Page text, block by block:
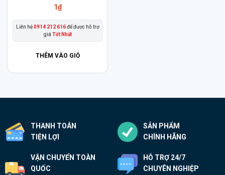
1₫
Liên hệ0914 212 616để được hỗ trợ
giá Tốt Nhất
THÊM VÀO GIỎ
THANH TOÁN
TIỆN LỢI
SẢN PHẨM
CHÍNH HÃNG
VẬN CHUYỂN TOÀN
QUỐC
HỖ TRỢ 24/7
CHUYÊN NGHIỆP